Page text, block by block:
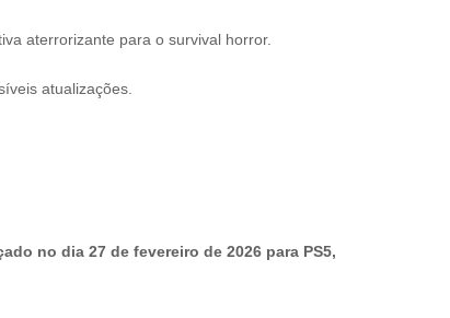
aterrorizante para o survival horror.
atualizações.
no dia 27 de fevereiro de 2026 para PS5,